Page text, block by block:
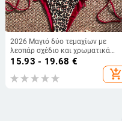
2026 Μαγιό δύο τεμαχίων με
λεοπάρ σχέδιο και χρωματικά
μπλοκ, γυναικείο, στυλ Ευρώπη-
Αμερική, με δέσιμο μπροστά
15.93 - 19.68 €
add_shopping_cart